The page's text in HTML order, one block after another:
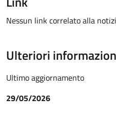
Nessun link correlato alla
Ulteriori
Ultimo aggiornamento
29/05/2026